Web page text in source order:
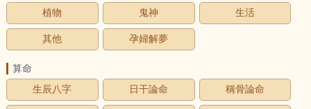
植物 鬼神 生活
其他 孕婦解夢
算命
生辰八字
日干論命 稱骨論命